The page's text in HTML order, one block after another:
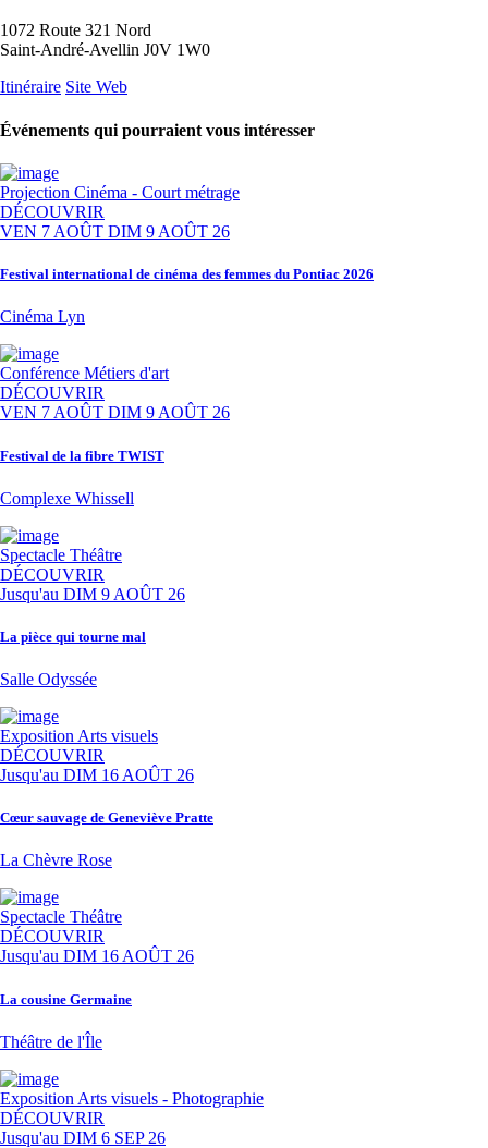
1072 Route 321 Nord
Saint-André-Avellin J0V 1W0
Itinéraire Site Web
Événements qui pourraient vous intéresser
Projection Cinéma - Court métrage
DÉCOUVRIR
VEN 7 AOÛT DIM 9 AOÛT 26
Festival international de cinéma des femmes du Pontiac 2026
Cinéma Lyn
Conférence Métiers d'art
DÉCOUVRIR
VEN 7 AOÛT DIM 9 AOÛT 26
Festival de la fibre TWIST
Complexe Whissell
Spectacle Théâtre
DÉCOUVRIR
Jusqu'au DIM 9 AOÛT 26
La pièce qui tourne mal
Salle Odyssée
Exposition Arts visuels
DÉCOUVRIR
Jusqu'au DIM 16 AOÛT 26
Cœur sauvage de Geneviève Pratte
La Chèvre Rose
Spectacle Théâtre
DÉCOUVRIR
Jusqu'au DIM 16 AOÛT 26
La cousine Germaine
Théâtre de l'Île
Exposition Arts visuels - Photographie
DÉCOUVRIR
Jusqu'au DIM 6 SEP 26